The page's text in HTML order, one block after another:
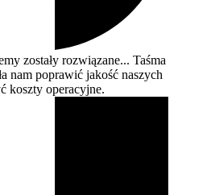
zostały rozwiązane... Taśma
nam poprawić jakość naszych
koszty operacyjne.